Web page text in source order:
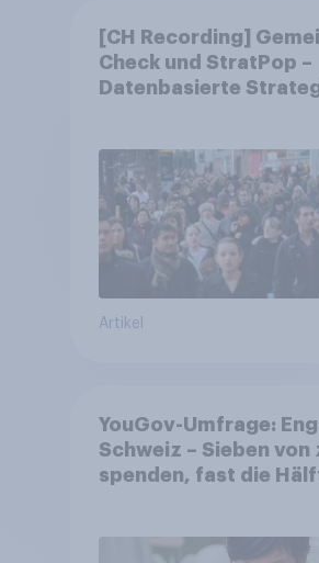
[CH Recording]
Check und StratPop –
Datenbasierte
Artikel
YouGov-Umfrage:
Schweiz – Sieben von
spenden, fast die